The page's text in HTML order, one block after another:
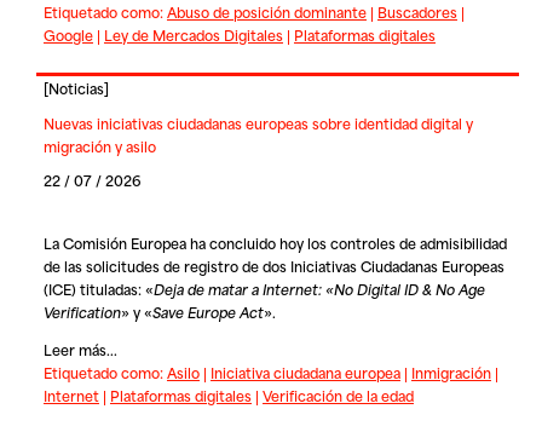
Etiquetado como:Abuso de posición dominante| Buscadores|
Google| Ley de Mercados Digitales| Plataformas digitales
[Noticias]
Nuevas iniciativas ciudadanas europeas sobre identidad digital y
migración y asilo
22 / 07 / 2026
La Comisión Europea ha concluido hoy los controles de admisibilidad
de las solicitudes de registro de dos Iniciativas Ciudadanas Europeas
(ICE) tituladas: «Deja de matar a Internet: «No Digital ID & No Age
Verification» y «Save Europe Act».
Leer más...
Etiquetado como:Asilo| Iniciativa ciudadana europea| Inmigración|
Internet| Plataformas digitales| Verificación de la edad